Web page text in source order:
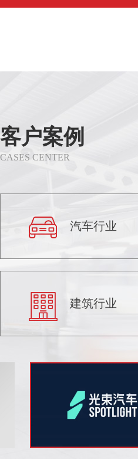
客户案例
CASES CENTER
汽车行业
建筑行业
属北京航空材料研究院,成立于